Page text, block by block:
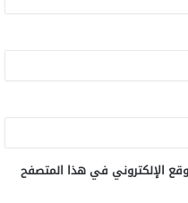
الإلكتروني في هذا المتصفح